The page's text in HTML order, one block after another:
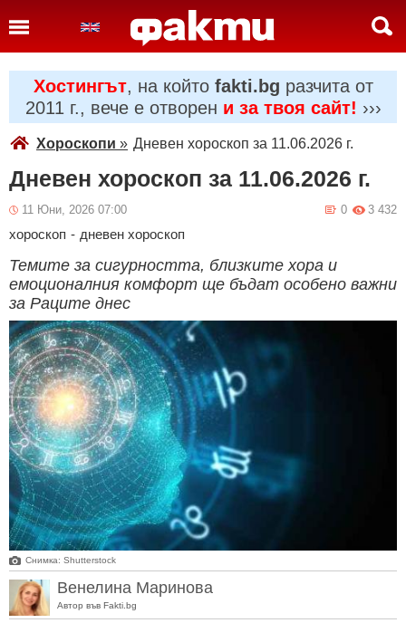
Хостингът, на който fakti.bg разчита от
2011 г., вече е отворен и за твоя сайт! ›››
Хороскопи » Дневен хороскоп за 11.06.2026 г.
Дневен хороскоп за 11.06.2026 г.
11 Юни, 2026 07:00 3 432
0
хороскоп - дневен хороскоп
Темите за сигурността, близките хора и
емоционалния комфорт ще бъдат особено важни
за Раците днес
Снимка: Shutterstock
Венелина Маринова
Автор във Fakti.bg